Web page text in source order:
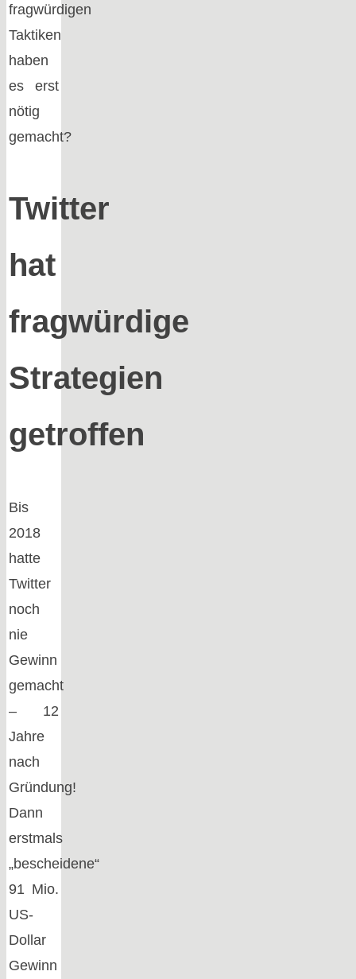
fragwürdigen
Taktiken
haben
es erst
nötig
gemacht?
Twitter
hat
fragwürdige
Strategien
getroffen
Bis
2018
hatte
Twitter
noch
nie
Gewinn
gemacht
– 12
Jahre
nach
Gründung!
Dann
erstmals
„bescheidene“
91 Mio.
US-
Dollar
Gewinn